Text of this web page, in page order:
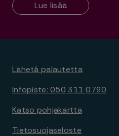
Lue lisää
Lähetä palautetta
Infopiste: 050 311 0790
Katso pohjakartta
Tietosuojaseloste